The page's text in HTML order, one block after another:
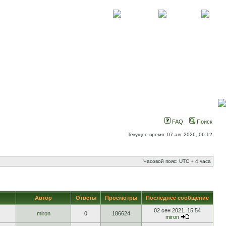
FAQ Поиск
Текущее время: 07 авг 2026, 06:12
Часовой пояс: UTC + 4 часа
Автор Ответы Просмотры Последнее сообщение
miron 0 186624
02 сен 2021, 15:54
miron